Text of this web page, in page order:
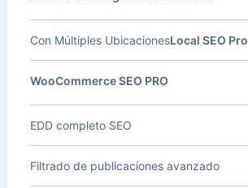
Local SEO Pro
Con Múltiples Ubicaciones
WooCommerce SEO PRO
EDD completo SEO
Filtrado de publicaciones avanzado